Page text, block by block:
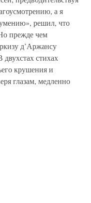
а я
решил, что
прежде чем
д’Аржансу
стихах
крушения и
глазам, медленно